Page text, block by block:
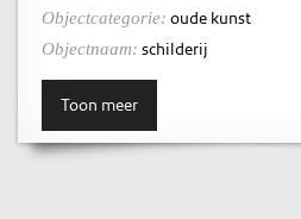
Objectcategorie: oude kunst
Objectnaam: schilderij
Toon meer